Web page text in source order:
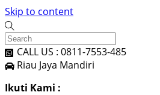
Skip to content
CALL US : 0811-7553-485
Riau Jaya Mandiri
Ikuti Kami :